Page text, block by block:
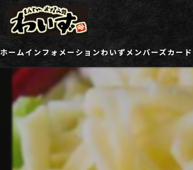
ホームインフォメーションわいずメンバーズカード
ご登録情報変更フォーム